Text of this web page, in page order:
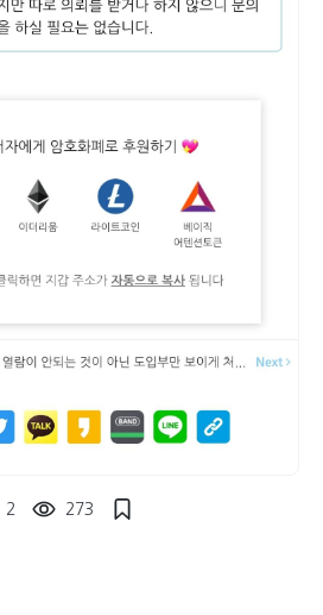
2 273